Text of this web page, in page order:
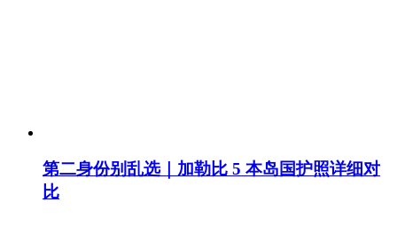
第二身份别乱选｜加勒比 5 本岛国护照详细对
比